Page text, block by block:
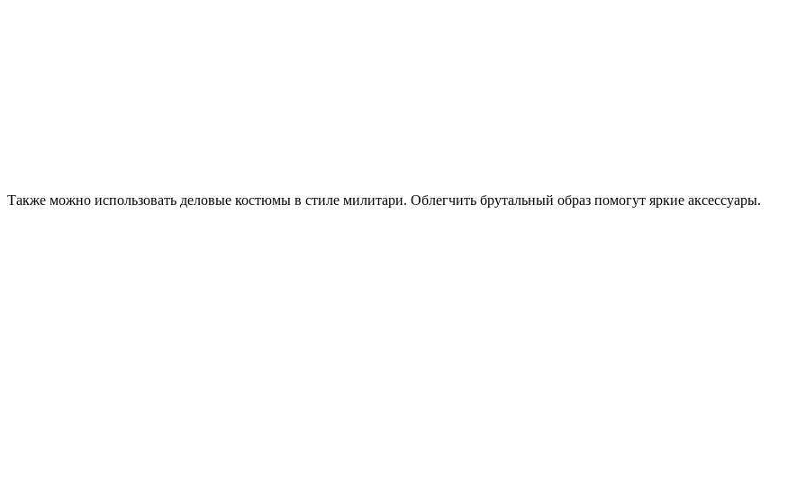
Также можно использовать деловые костюмы в стиле милитари. Облегчить брутальный образ помогут яркие аксессуары.